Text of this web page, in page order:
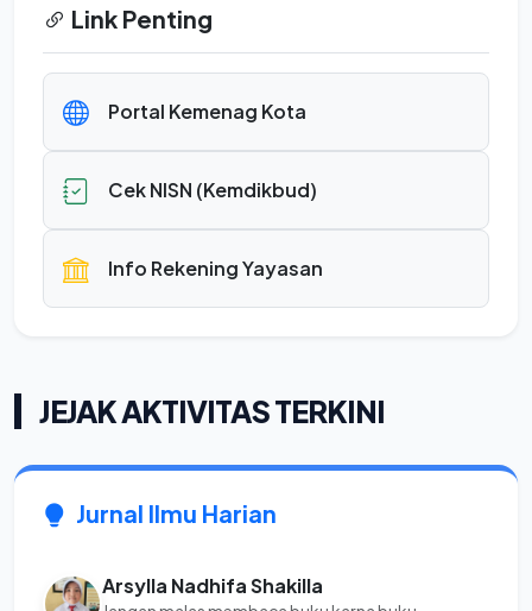
Link Penting
Portal Kemenag Kota
Cek NISN (Kemdikbud)
Info Rekening Yayasan
JEJAK AKTIVITAS TERKINI
Jurnal Ilmu Harian
Arsylla Nadhifa Shakilla